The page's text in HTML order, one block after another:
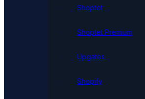
Shoptet
Shoptet Premium
Upgates
Shopify